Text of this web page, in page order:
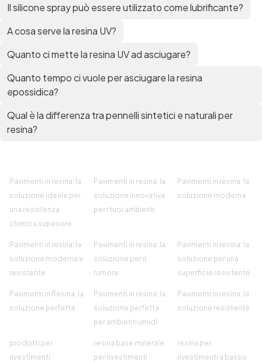
Il silicone spray può essere utilizzato come lubrificante?
A cosa serve la resina UV?
Quanto ci mette la resina UV ad asciugare?
Quanto tempo ci vuole per asciugare la resina
epossidica?
Qual è la differenza tra pennelli sintetici e naturali per
resina?
Pavimenti in resina: la
soluzione ideale per
una resistenza
chimica superiore
Pavimenti in resina: la
soluzione innovativa
per i tuoi ambienti
Pavimenti in resina: la
soluzione moderna
Pavimenti in resina: la
soluzione moderna e
resistente
Pavimenti in resina: la
soluzione per il
rumore
Pavimenti in resina: la
soluzione per una
superficie resistente
Pavimenti in Resina: la
soluzione perfetta
Pavimenti in resina: la
soluzione perfetta
per ambienti umidi
Pavimenti in resina: la
soluzione resistente
prodotti per
rivestimenti
resina base minerale
per rivestimenti
resina per
rivestimenti a basso